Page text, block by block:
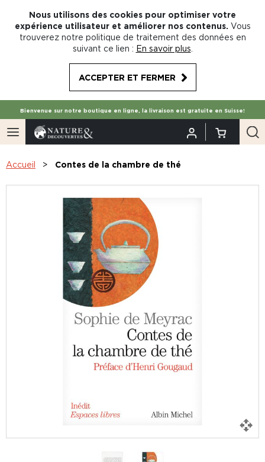
Nous utilisons des cookies pour optimiser votre
expérience utilisateur et améliorer nos contenus. Vous
trouverez notre politique de traitement des données en
suivant ce lien : En savoir plus
ACCEPTER ET FERMER
Bienvenue sur notre boutique en ligne, la livraison est gratuite en Suisse!
Accueil Contes de la chambre de thé